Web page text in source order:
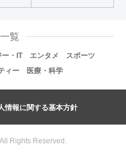
覧
ー・IT エンタメ
スポーツ
ィー 医療・科学
情報に関する基本方針
Rights Reserved.